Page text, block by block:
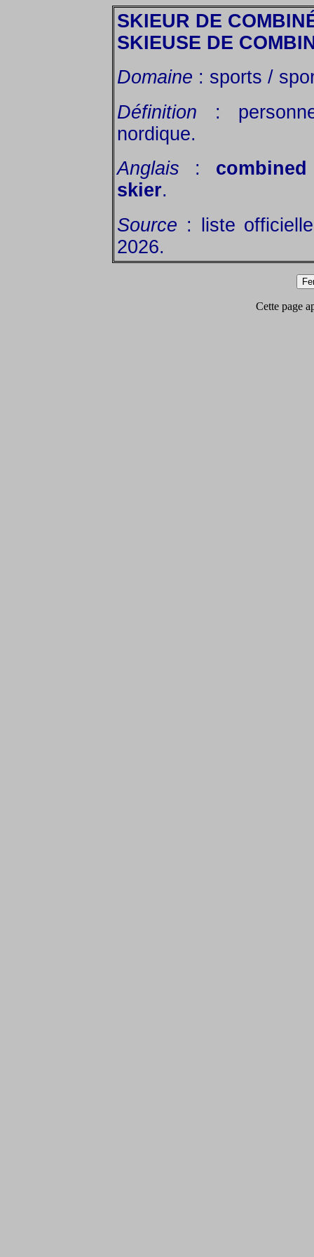
SKIEUR DE
SKIEUSE DE
Domaine : sports /
Définition :
nordique.
Anglais :
skier.
Source : liste
2026.
Cette page